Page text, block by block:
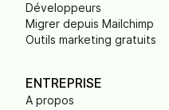
Développeurs
Migrer depuis Mailchimp
Outils marketing gratuits
ENTREPRISE
A propos